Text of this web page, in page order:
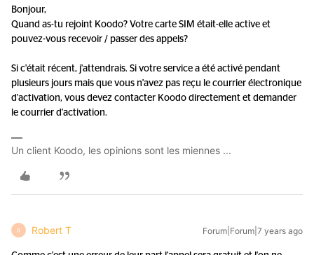
Bonjour,
Quand as-tu rejoint Koodo? Votre carte SIM était-elle active et
pouvez-vous recevoir / passer des appels?
Si c'était récent, j'attendrais. Si votre service a été activé pendant
plusieurs jours mais que vous n'avez pas reçu le courrier électronique
d'activation, vous devez contacter Koodo directement et demander
le courrier d'activation.
Un client Koodo, les opinions sont les miennes ...
R Robert T Forum|Forum|7 years ago